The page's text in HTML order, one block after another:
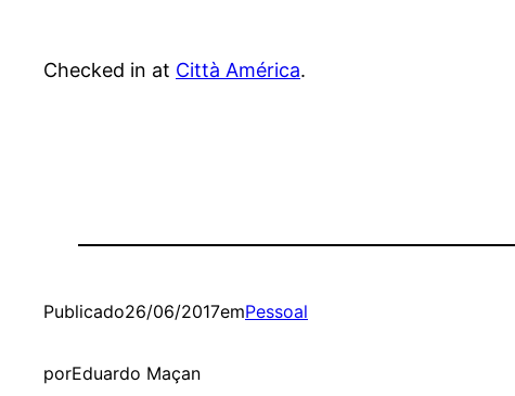
Checked in at Città América.
Publicado26/06/2017emPessoal
porEduardo Maçan